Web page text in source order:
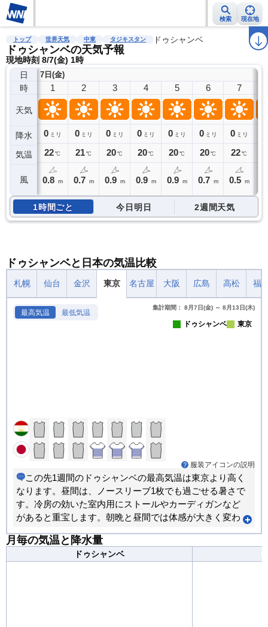
検索 現在地
雨雲レーダー 台風情報 地震情報 警報・注意報 ラ
トップ 世界天気 中東 タジキスタン ドゥシャンベ
ドゥシャンベの天気予報
現地時刻 8/7(金) 1時
日
時
天気
降水
気温
風
7日(金)
1
0 ミリ
22℃
0.8 m
2
0 ミリ
21℃
0.7 m
3
0 ミリ
20℃
0.9 m
4
0 ミリ
20℃
0.9 m
5
0 ミリ
20℃
0.9 m
6
0 ミリ
20℃
0.7 m
7
0 ミリ
22℃
0.5 m
1時間ごと 今日明日 2週間天気
ドゥシャンベと日本の気温比較
札幌 仙台 金沢 東京 名古屋 大阪 広島 高松 福
最高気温 最低気温
集計期間： 8月7日(金) ～ 8月13日(木)
ドゥシャンベ 東京
服装アイコンの説明
この先1週間のドゥシャンベの最高気温は東京より高く
なります。昼間は、ノースリーブ1枚でも過ごせる暑さで
す。冷房の効いた室内用にストールやカーディガンなど
があると重宝します。朝晩と昼間では体感が大きく変わ
月毎の気温と降水量
ドゥシャンベ